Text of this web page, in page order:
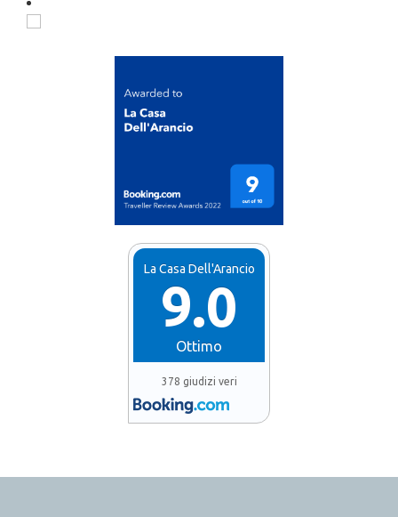
La Casa Dell'Arancio
9.0
Ottimo
378 giudizi veri